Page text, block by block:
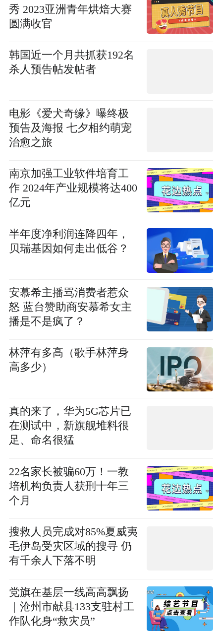
秀 2023亚洲青年烘焙大赛
圆满收官
韩国近一个月共抓获192名
杀人预告帖发帖者
电影《爱犬奇缘》曝终极
预告及海报 七夕相约萌宠
治愈之旅
南京加强工业软件培育工
作 2024年产业规模将达400
亿元
半年度净利润连降四年，
贝瑞基因如何走出低谷？
安慕希主播骂消费者惹众
怒 蓝台赞助商安慕希女主
播是不是疯了？
林萍有多高（歌手林萍身
高多少）
真的来了，华为5G芯片已
在测试中，新旗舰堆料很
足、命名很猛
22名家长被骗60万！一教
培机构负责人获刑十年三
个月
搜救人员完成对85%夏威夷
毛伊岛受灾区域的搜寻 仍
有千余人下落不明
党旗在基层一线高高飘扬
｜沧州市献县133支驻村工
作队化身“救灾员”